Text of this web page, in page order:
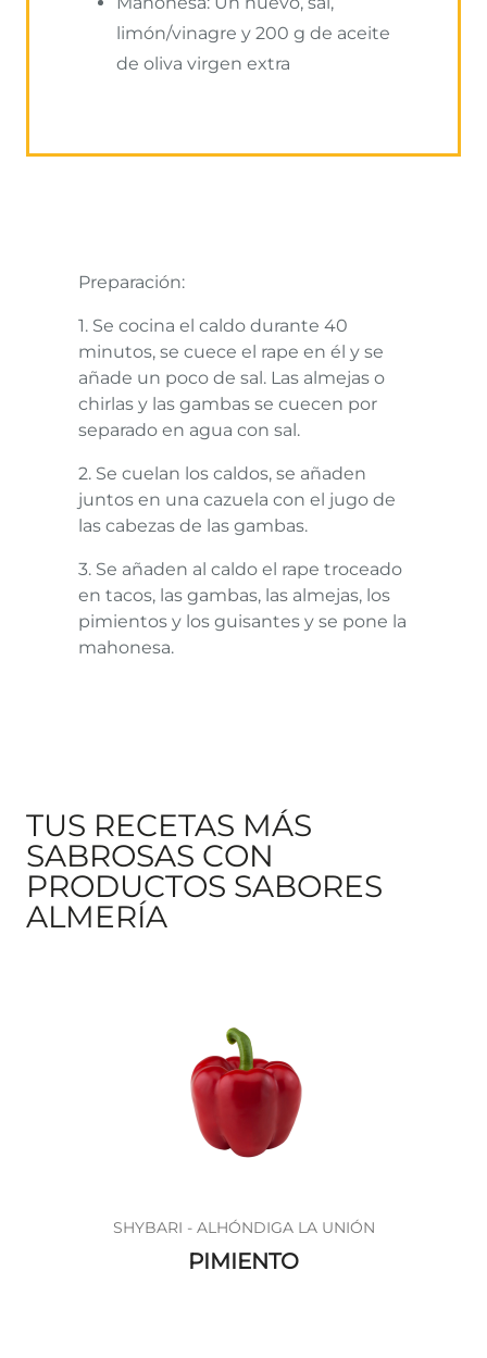
limón/vinagre y 200 g de aceite
de oliva virgen extra
Preparación:
1. Se cocina el caldo durante 40
minutos, se cuece el rape en él y se
añade un poco de sal. Las almejas o
chirlas y las gambas se cuecen por
separado en agua con sal.
2. Se cuelan los caldos, se añaden
juntos en una cazuela con el jugo de
las cabezas de las gambas.
3. Se añaden al caldo el rape troceado
en tacos, las gambas, las almejas, los
pimientos y los guisantes y se pone la
mahonesa.
TUS RECETAS MÁS
SABROSAS CON
PRODUCTOS SABORES
ALMERÍA
SHYBARI - ALHÓNDIGA LA UNIÓN
PIMIENTO